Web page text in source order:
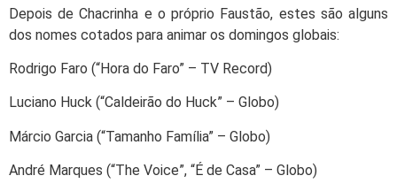
Depois de Chacrinha e o próprio Faustão, estes são alguns
dos nomes cotados para animar os domingos globais:
Rodrigo Faro (“Hora do Faro” – TV Record)
Luciano Huck (“Caldeirão do Huck” – Globo)
Márcio Garcia (“Tamanho Família” – Globo)
André Marques (“The Voice”, “É de Casa” – Globo)